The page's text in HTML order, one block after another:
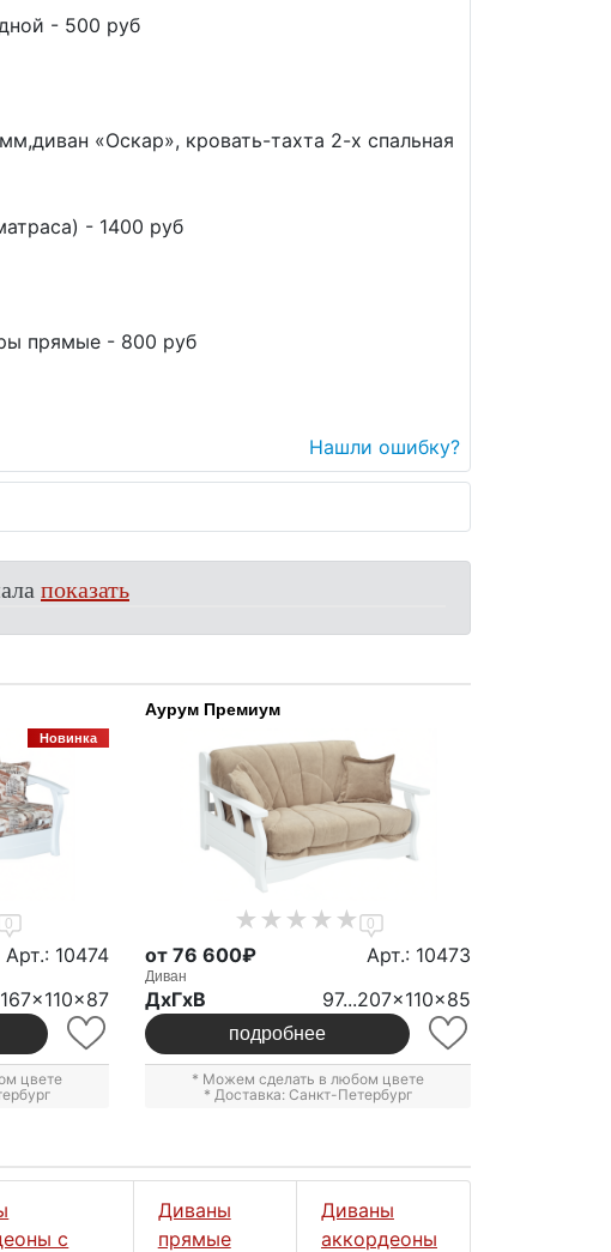
- 500 руб
«Оскар», кровать-тахта 2-х спальная
- 1400 руб
прямые - 800 руб
Нашли ошибку?
показать
Новинка
0
Арт.: 10474
167x110x87
цвете
Аурум Премиум
0
от 76 600₽ Арт.: 10473
Диван
ДxГxВ 97...207x110x85
подробнее
* Можем сделать в любом цвете
* Доставка: Санкт-Петербург
с
Диваны
прямые
Диваны
аккордеоны